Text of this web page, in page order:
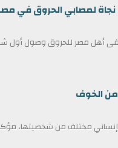
نجاة لمصابي الحروق في
أهل مصر للحروق وصول أول
الخوف
مختلف من شخصيتها،